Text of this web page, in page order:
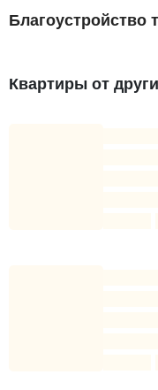
Благоустройство
игровые зоны;
Квартиры от